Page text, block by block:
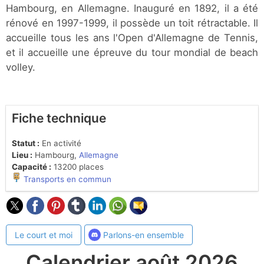
Hambourg, en Allemagne. Inauguré en 1892, il a été
rénové en 1997-1999, il possède un toit rétractable. Il
accueille tous les ans l'Open d'Allemagne de Tennis,
et il accueille une épreuve du tour mondial de beach
volley.
Fiche technique
Statut : En activité
Lieu : Hambourg, Allemagne
Capacité : 13200 places
Transports en commun
Le court et moi Parlons-en ensemble